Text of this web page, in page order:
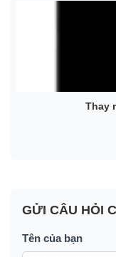
Thay
GỬI CÂU HỎI
Tên của bạn